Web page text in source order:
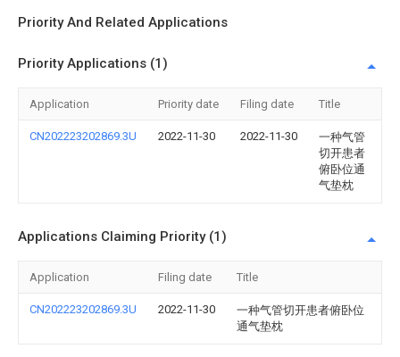
Priority And Related Applications
Priority Applications (1)
Application Priority date Filing date Title
CN202223202869.3U 2022-11-30 2022-11-30
一种气管
切开患者
俯卧位通
气垫枕
Applications Claiming Priority (1)
Application Filing date Title
CN202223202869.3U 2022-11-30
一种气管切开患者俯卧位
通气垫枕